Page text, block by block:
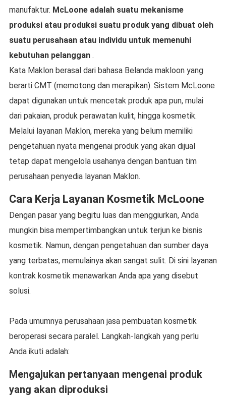
manufaktur. McLoone adalah suatu mekanisme
produksi atau produksi suatu produk yang dibuat oleh
suatu perusahaan atau individu untuk memenuhi
kebutuhan pelanggan.
Kata Maklon berasal dari bahasa Belanda makloon yang
berarti CMT (memotong dan merapikan). Sistem McLoone
dapat digunakan untuk mencetak produk apa pun, mulai
dari pakaian, produk perawatan kulit, hingga kosmetik.
Melalui layanan Maklon, mereka yang belum memiliki
pengetahuan nyata mengenai produk yang akan dijual
tetap dapat mengelola usahanya dengan bantuan tim
perusahaan penyedia layanan Maklon.
Cara Kerja Layanan Kosmetik McLoone
Dengan pasar yang begitu luas dan menggiurkan, Anda
mungkin bisa mempertimbangkan untuk terjun ke bisnis
kosmetik. Namun, dengan pengetahuan dan sumber daya
yang terbatas, memulainya akan sangat sulit. Di sini layanan
kontrak kosmetik menawarkan Anda apa yang disebut
solusi.
Pada umumnya perusahaan jasa pembuatan kosmetik
beroperasi secara paralel. Langkah-langkah yang perlu
Anda ikuti adalah:
Mengajukan pertanyaan mengenai produk
yang akan diproduksi